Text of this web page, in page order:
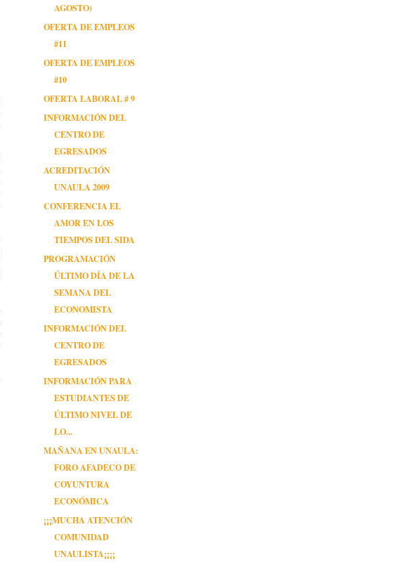
AGOSTO)
OFERTA DE EMPLEOS
#11
OFERTA DE EMPLEOS
#10
OFERTA LABORAL # 9
INFORMACIÓN DEL
CENTRO DE
EGRESADOS
ACREDITACIÓN
UNAULA 2009
CONFERENCIA EL
AMOR EN LOS
TIEMPOS DEL SIDA
PROGRAMACIÓN
ÚLTIMO DÍA DE LA
SEMANA DEL
ECONOMISTA
INFORMACIÓN DEL
CENTRO DE
EGRESADOS
INFORMACIÓN PARA
ESTUDIANTES DE
ÚLTIMO NIVEL DE
LO...
MAÑANA EN UNAULA:
FORO AFADECO DE
COYUNTURA
ECONÓMICA
¡¡¡MUCHA ATENCIÓN
COMUNIDAD
UNAULISTA¡¡¡¡